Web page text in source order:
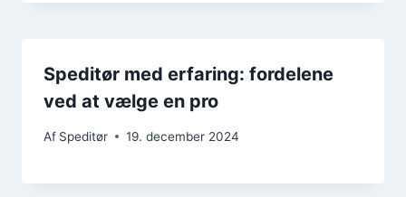
Speditør med erfaring: fordelene
ved at vælge en pro
Af Speditør 19. december 2024